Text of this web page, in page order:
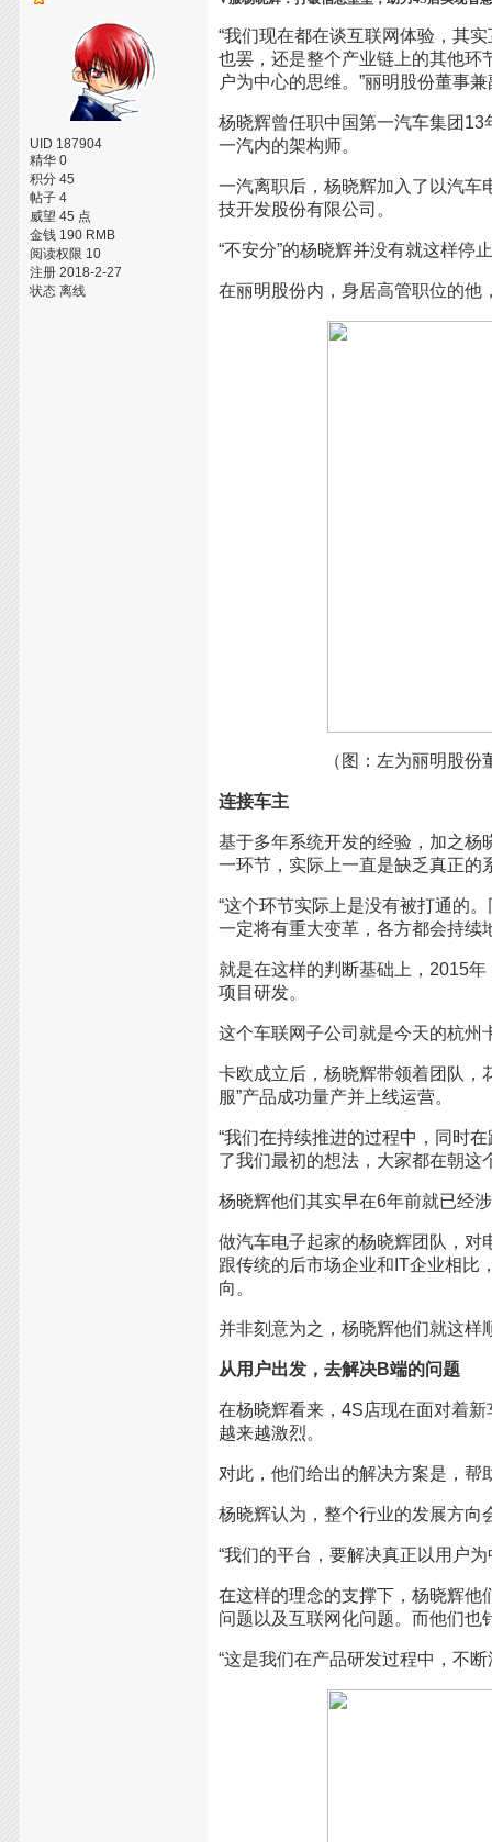
UID 187904
精华 0
积分 45
帖子 4
威望 45 点
金钱 190 RMB
阅读权限 10
注册 2018-2-27
状态 离线
“我们现在都在谈互联网体验，其
也罢，还是整个产业链上的其他环
户为中心的思维。”丽明股份董事
杨晓辉曾任职中国第一汽车集团
一汽内的架构师。
一汽离职后，杨晓辉加入了以汽车
技开发股份有限公司。
“不安分”的杨晓辉并没有就这样停
在丽明股份内，身居高管职位的他
（图：左为丽明股
连接车主
基于多年系统开发的经验，加之
一环节，实际上一直是缺乏真正的
“这个环节实际上是没有被打通的
一定将有重大变革，各方都会持续
就是在这样的判断基础上，2015
项目研发。
这个车联网子公司就是今天的杭州
卡欧成立后，杨晓辉带领着团队，
服”产品成功量产并上线运营。
“我们在持续推进的过程中，同时
了我们最初的想法，大家都在朝这
杨晓辉他们其实早在6年前就已经
做汽车电子起家的杨晓辉团队，对
跟传统的后市场企业和IT企业相比
向。
并非刻意为之，杨晓辉他们就这样
从用户出发，去解决B端的问题
在杨晓辉看来，4S店现在面对着
越来越激烈。
对此，他们给出的解决方案是，
杨晓辉认为，整个行业的发展方
“我们的平台，要解决真正以用户
在这样的理念的支撑下，杨晓辉他
问题以及互联网化问题。而他们
“这是我们在产品研发过程中，不